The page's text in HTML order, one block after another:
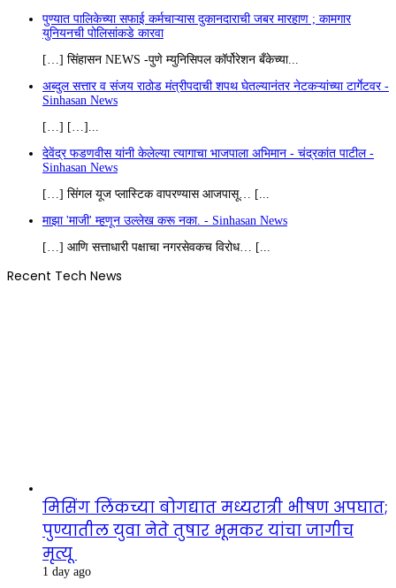
पुण्यात पालिकेच्या सफाई कर्मचाऱ्यास दुकानदाराची जबर मारहाण ; कामगार
युनियनची पोलिसांकडे कारवा
[…] सिंहासन NEWS -पुणे म्युनिसिपल कॉर्पोरेशन बँकेच्या...
अब्दुल सत्तार व संजय राठोड मंत्रीपदाची शपथ घेतल्यानंतर नेटकऱ्यांच्या टार्गेटवर -
Sinhasan News
[…] […]...
देवेंद्र फडणवीस यांनी केलेल्या त्यागाचा भाजपाला अभिमान - चंद्रकांत पाटील -
Sinhasan News
[…] सिंगल यूज प्लास्टिक वापरण्यास आजपासू… [...
माझा 'माजी' म्हणून उल्लेख करू नका. - Sinhasan News
[…] आणि सत्ताधारी पक्षाचा नगरसेवकच विरोध… [...
Recent Tech News
मिसिंग लिंकच्या बोगद्यात मध्यरात्री भीषण अपघात;
पुण्यातील युवा नेते तुषार भूमकर यांचा जागीच
मृत्यू
1 day ago